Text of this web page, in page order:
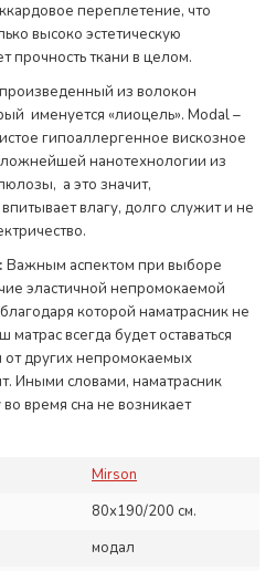
переплетение, что
высоко эстетическую
прочность ткани в целом.
из волокон
именуется «лиоцель». Modal –
гипоаллергенное вискозное
нанотехнологии из
а это значит,
влагу, долго служит и не
Важным аспектом при выборе
эластичной непромокаемой
которой наматрасник не
матрас всегда будет оставаться
от других непромокаемых
Иными словами, наматрасник
время сна не возникает
Mirson
80х190/200 см.
модал